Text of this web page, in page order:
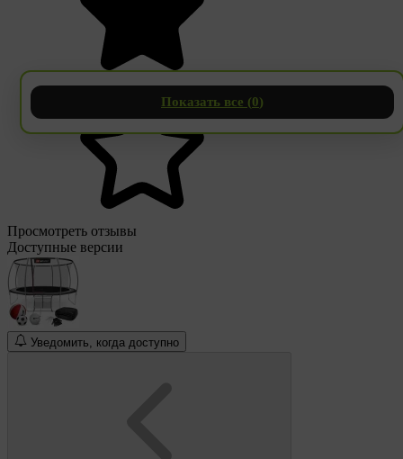
Показать все (0)
Просмотреть отзывы
Доступные версии
Уведомить, когда доступно